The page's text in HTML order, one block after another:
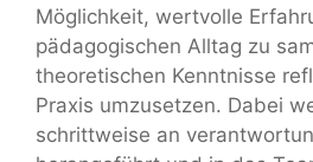
Möglichkeit, wertvolle
pädagogischen Alltag zu
theoretischen Kenntnisse
Praxis umzusetzen. Dabei
schrittweise an